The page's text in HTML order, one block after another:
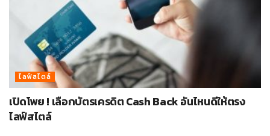
ไลฟ์สไตล์
เปิดโพย ! เลือกบัตรเครดิต Cash Back อันไหนดีให้ตรง
ไลฟ์สไตล์